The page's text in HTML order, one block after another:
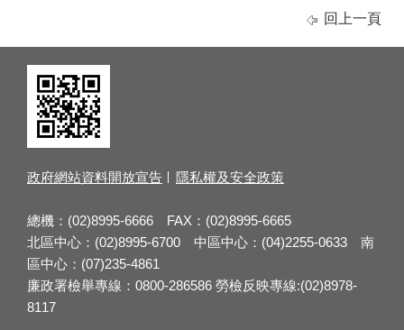
回上一頁
政府網站資料開放宣告 隱私權及安全政策
總機：(02)8995-6666 FAX：(02)8995-6665
北區中心：(02)8995-6700 中區中心：(04)2255-0633 南
區中心：(07)235-4861
廉政署檢舉專線：0800-286586 勞檢反映專線:(02)8978-
8117